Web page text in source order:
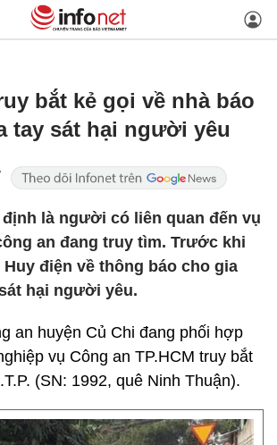
bắt kẻ gọi về nhà báo
tay sát hại người yêu
là người có liên quan đến vụ
an đang truy tìm. Trước khi
điện về thông báo cho gia
hại người yêu.
an huyện Củ Chi đang phối hợp
vụ Công an TP.HCM truy bắt
(SN: 1992, quê Ninh Thuận).